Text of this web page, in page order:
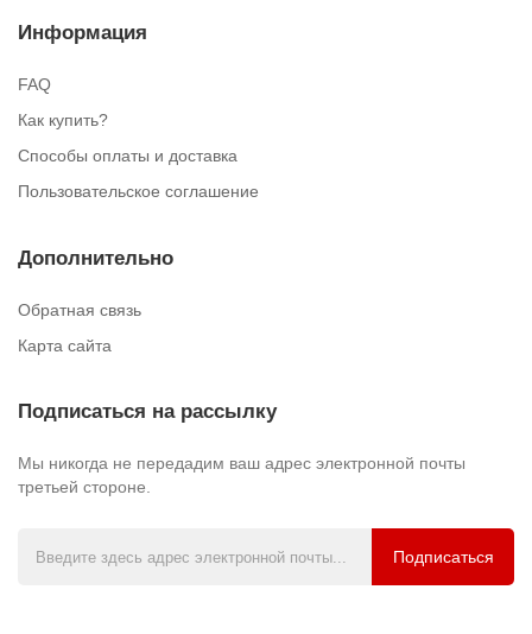
Информация
FAQ
Как купить?
Способы оплаты и доставка
Пользовательское соглашение
Дополнительно
Обратная связь
Карта сайта
Подписаться на рассылку
Мы никогда не передадим ваш адрес электронной почты
третьей стороне.
Подписаться